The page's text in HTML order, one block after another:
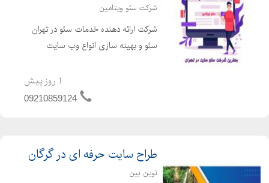
شرکت سئو ویتامین
شرکت ارائه دهنده خدمات سئو در تهران
سئو و بهینه سازی انواع وب سایت
فروشگاهی و شرکتی و شخصی با ارزان
ترین قیمت بر پایه اصول سئو شرکت سئو
1 روز پیش
09210859124
طراح سایت حرفه ای در گرگان
نوین بین